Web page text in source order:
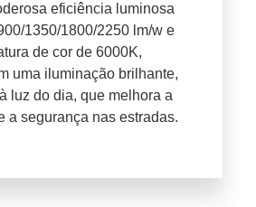
eficiência luminosa
1350/1800/2250 lm/w e
de cor de 6000K,
uma iluminação brilhante,
luz do dia, que melhora a
a segurança nas estradas.